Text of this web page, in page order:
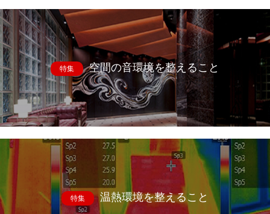
特集 空間の音環境を整えること
特集 温熱環境を整えること